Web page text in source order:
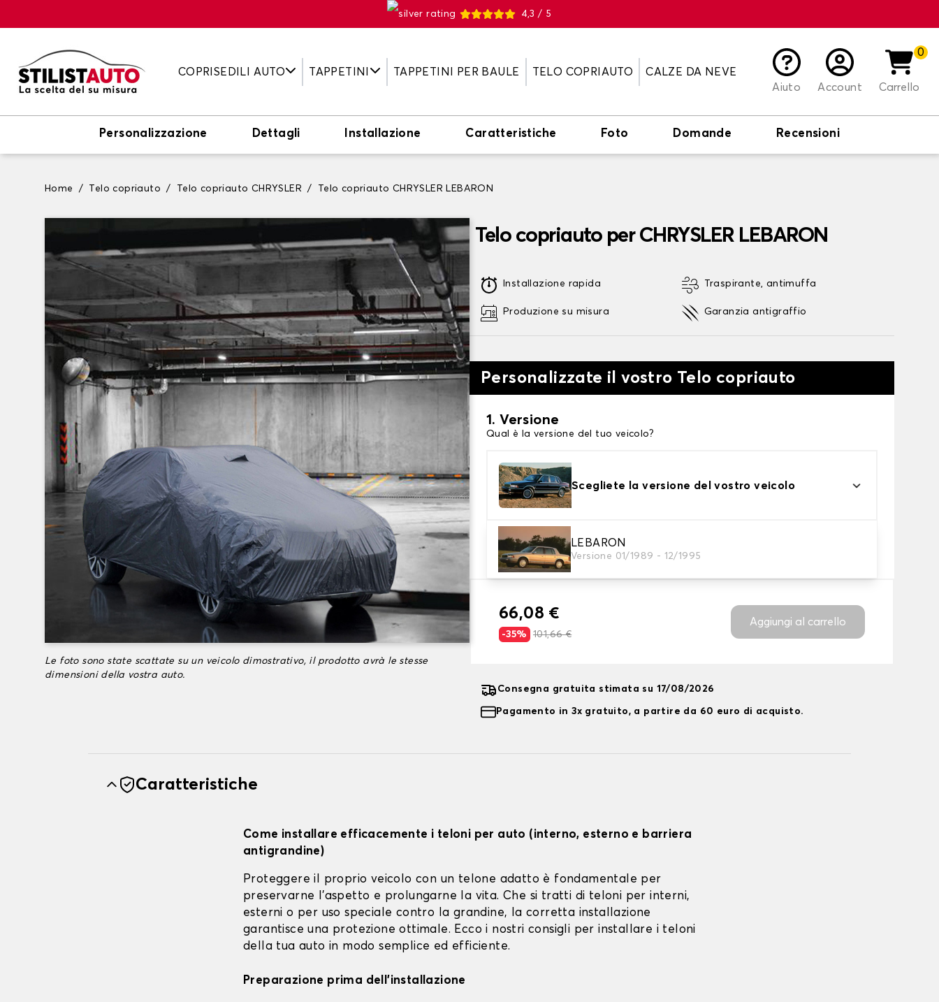
4,3 / 5
COPRISEDILI AUTO TAPPETINI TAPPETINI PER BAULE TELO COPRIAUTO
CALZE DA NEVE
Aiuto
Account
0
Carrello
Personalizzazione Dettagli Installazione Caratteristiche Foto Domande Recensioni
Home Telo copriauto Telo copriauto CHRYSLER Telo copriauto CHRYSLER LEBARON
Le foto sono state scattate su un veicolo dimostrativo, il prodotto avrà le stesse
dimensioni della vostra auto.
Telo copriauto per CHRYSLER LEBARON
Installazione rapida
Produzione su misura
Traspirante, antimuffa
Garanzia antigraffio
Personalizzate il vostro Telo copriauto
1. Versione
Qual è la versione del tuo veicolo?
Scegliete la versione del vostro veicolo
LEBARON
Versione 01/1989 - 12/1995
2. Livello di protezione
Scegli il telo protettivo adatto alle tue esigenze
66,08 €
-35% 101,66 €
Aggiungi al carrello
Consegna gratuita stimata su 17/08/2026
Pagamento in 3x gratuito, a partire da 60 euro di acquisto.
Caratteristiche
Come installare efficacemente i teloni per auto (interno, esterno e barriera
antigrandine)
Proteggere il proprio veicolo con un telone adatto è fondamentale per
preservarne l'aspetto e prolungarne la vita. Che si tratti di teloni per interni,
esterni o per uso speciale contro la grandine, la corretta installazione
garantisce una protezione ottimale. Ecco i nostri consigli per installare i teloni
della tua auto in modo semplice ed efficiente.
Preparazione prima dell'installazione